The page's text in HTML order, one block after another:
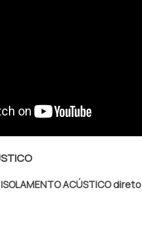
ACÚSTICO direto